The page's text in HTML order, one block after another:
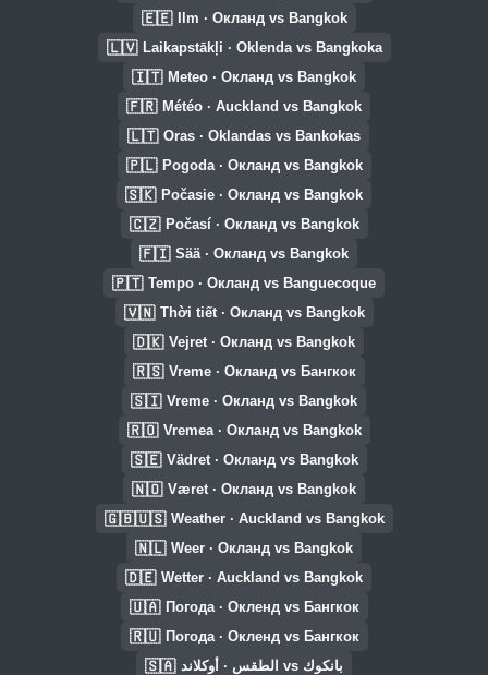
🇪🇪 Ilm · Окланд vs Bangkok
🇱🇻 Laikapstākļi · Oklenda vs Bangkoka
🇮🇹 Meteo · Окланд vs Bangkok
🇫🇷 Météo · Auckland vs Bangkok
🇱🇹 Oras · Oklandas vs Bankokas
🇵🇱 Pogoda · Окланд vs Bangkok
🇸🇰 Počasie · Окланд vs Bangkok
🇨🇿 Počasí · Окланд vs Bangkok
🇫🇮 Sää · Окланд vs Bangkok
🇵🇹 Tempo · Окланд vs Banguecoque
🇻🇳 Thời tiết · Окланд vs Bangkok
🇩🇰 Vejret · Окланд vs Bangkok
🇷🇸 Vreme · Окланд vs Бангкок
🇸🇮 Vreme · Окланд vs Bangkok
🇷🇴 Vremea · Окланд vs Bangkok
🇸🇪 Vädret · Окланд vs Bangkok
🇳🇴 Været · Окланд vs Bangkok
🇬🇧🇺🇸 Weather · Auckland vs Bangkok
🇳🇱 Weer · Окланд vs Bangkok
🇩🇪 Wetter · Auckland vs Bangkok
🇺🇦 Погода · Окленд vs Бангкок
🇷🇺 Погода · Окленд vs Бангкок
🇸🇦 الطقس · أوكلاند vs بانكوك